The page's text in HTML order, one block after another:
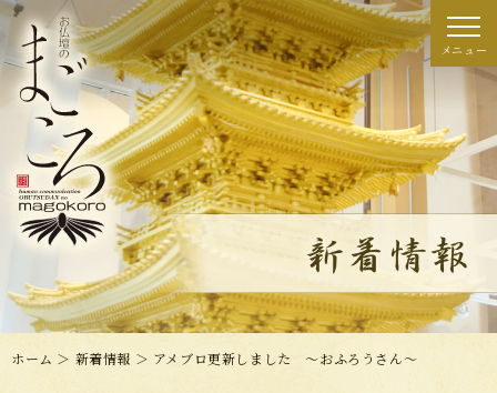
ホーム ＞ 新着情報 ＞ アメブロ更新しました ～おふろうさん～